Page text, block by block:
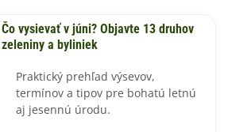
Čo vysievať v júni? Objavte 13 druhov
zeleniny a byliniek
Praktický prehľad výsevov,
termínov a tipov pre bohatú letnú
aj jesennú úrodu.